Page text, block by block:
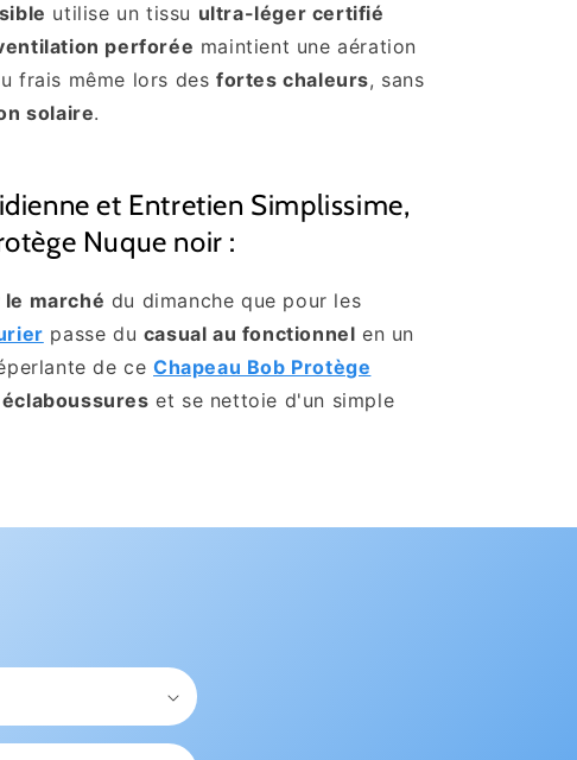
utilise un tissu ultra-léger certifié
perforée maintient une aération
frais même lors desfortes chaleurs, sans
solaire.
et Entretien Simplissime,
Nuque noir :
marché du dimanche que pour les
passe du casual au fonctionnel en un
de ceChapeau Bob Protège
éclaboussures et se nettoie d'un simple